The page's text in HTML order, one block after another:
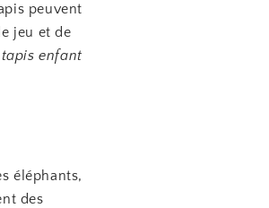
peuvent
jeu et de
tapis enfant
éléphants,
des